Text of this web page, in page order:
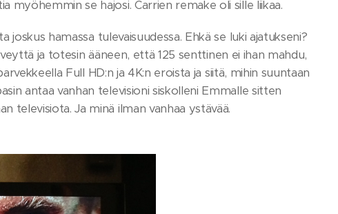
myöhemmin se hajosi. Carrien remake oli sille liikaa.
hamassa tulevaisuudessa. Ehkä se luki ajatukseni?
ja totesin ääneen, että 125 senttinen ei ihan mahdu,
Full HD:n ja 4K:n eroista ja siitä, mihin suuntaan
antaa vanhan televisioni siskolleni Emmalle sitten
televisiota. Ja minä ilman vanhaa ystävää.